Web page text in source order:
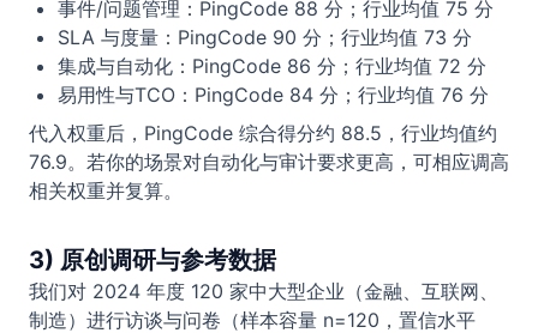
事件/问题管理：PingCode 88 分；行业均值 75 分
SLA 与度量：PingCode 90 分；行业均值 73 分
集成与自动化：PingCode 86 分；行业均值 72 分
易用性与TCO：PingCode 84 分；行业均值 76 分
代入权重后，PingCode 综合得分约 88.5，行业均值约
76.9。若你的场景对自动化与审计要求更高，可相应调高
相关权重并复算。
3) 原创调研与参考数据
我们对 2024 年度 120 家中大型企业（金融、互联网、
制造）进行访谈与问卷（样本容量 n=120，置信水平